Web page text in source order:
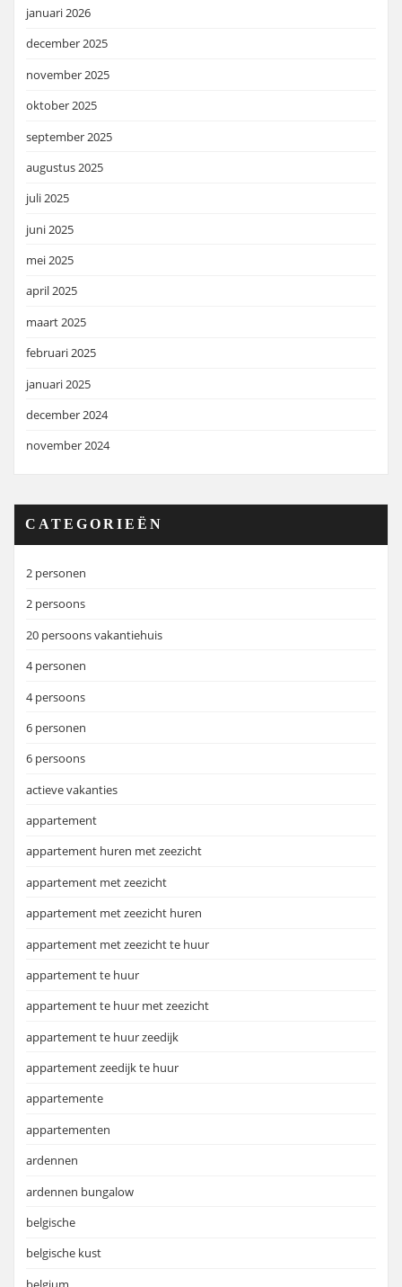
januari 2026
december 2025
november 2025
oktober 2025
september 2025
augustus 2025
juli 2025
juni 2025
mei 2025
april 2025
maart 2025
februari 2025
januari 2025
december 2024
november 2024
CATEGORIEËN
2 personen
2 persoons
20 persoons vakantiehuis
4 personen
4 persoons
6 personen
6 persoons
actieve vakanties
appartement
appartement huren met zeezicht
appartement met zeezicht
appartement met zeezicht huren
appartement met zeezicht te huur
appartement te huur
appartement te huur met zeezicht
appartement te huur zeedijk
appartement zeedijk te huur
appartemente
appartementen
ardennen
ardennen bungalow
belgische
belgische kust